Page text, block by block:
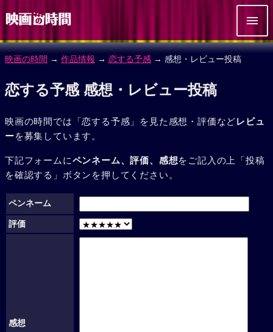
映画の時間 → 作品情報 → 恋する予感 → 感想・レビュー投稿
恋する予感 感想・レビュー投稿
映画の時間では「恋する予感」を見た感想・評価などレビュ
ーを募集しています。
下記フォームにペンネーム、評価、感想をご記入の上「投稿
を確認する」ボタンを押してください。
ペンネーム
評価
感想